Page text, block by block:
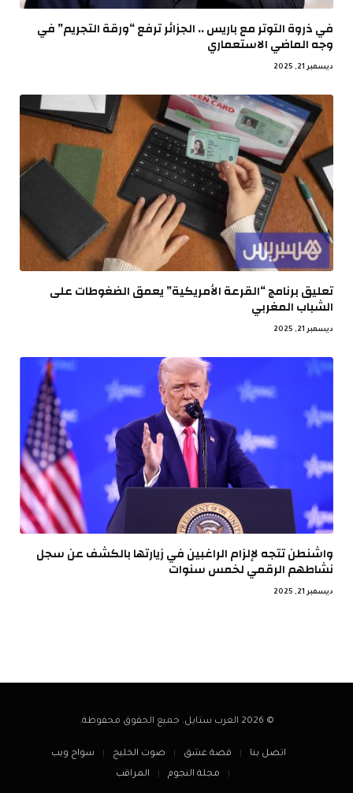
في ذروة التوتر مع باريس .. الجزائر ترفع “ورقة التجريم” في
وجه الماضي الاستعماري
ديسمبر 21, 2025
تعليق برنامج “القرعة الأمريكية” يعمق الضغوطات على
الشباب المغربي
ديسمبر 21, 2025
واشنطن تتجه لإلزام الراغبين في زيارتها بالكشف عن سجل
نشاطهم الرقمي لخمس سنوات
ديسمبر 21, 2025
© 2026 العرب ستايل. جميع الحقوق محفوظة.
اتصل بنا قصة عشق صوت الخليج
سواح ويب
مجلة النجوم
المراقب